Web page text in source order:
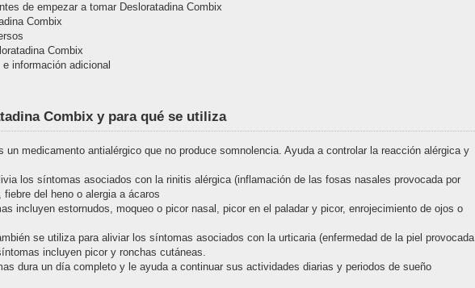
de empezar a tomar Desloratadina Combix
Combix
Combix
información adicional
Combix y para qué se utiliza
un medicamento antialérgico que no produce somnolencia. Ayuda a controlar la reacción alérgica y
los síntomas asociados con la rinitis alérgica (inflamación de las fosas nasales provocada por
del heno o alergia a ácaros
incluyen estornudos, moqueo o picor nasal, picor en el paladar y picor, enrojecimiento de ojos o
se utiliza para aliviar los síntomas asociados con la urticaria (enfermedad de la piel provocada
incluyen picor y ronchas cutáneas.
dura un día completo y le ayuda a continuar sus actividades diarias y periodos de sueño